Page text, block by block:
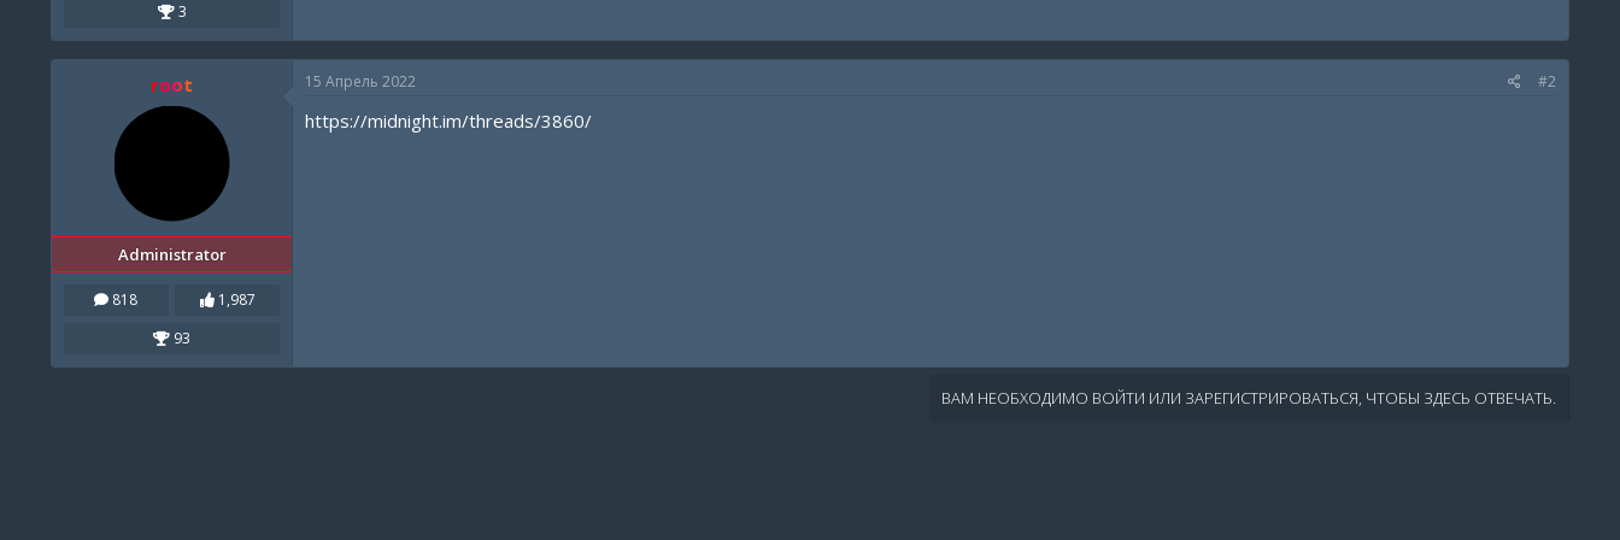
3
root
Administrator
818
1,987
93
15 Апрель 2022 #2
https://midnight.im/threads/3860/
ВАМ НЕОБХОДИМО ВОЙТИ ИЛИ ЗАРЕГИСТРИРОВАТЬСЯ, ЧТОБЫ ЗДЕСЬ ОТВЕЧАТЬ.